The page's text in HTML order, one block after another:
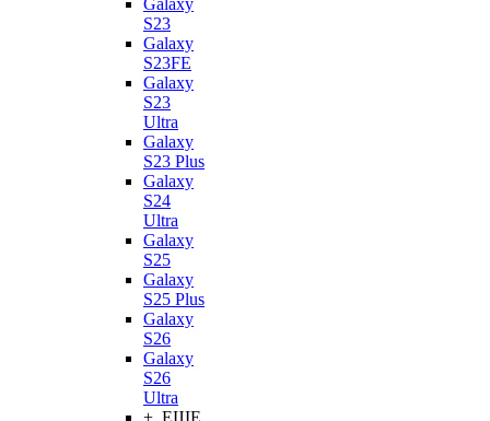
Galaxy
S23
Galaxy
S23FE
Galaxy
S23
Ultra
Galaxy
S23 Plus
Galaxy
S24
Ultra
Galaxy
S25
Galaxy
S25 Plus
Galaxy
S26
Galaxy
S26
Ultra
+ ЕЩЕ